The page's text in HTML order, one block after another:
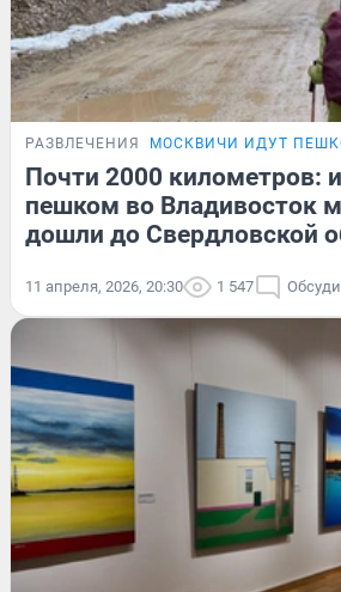
РАЗВЛЕЧЕНИЯ МОСКВИЧИ ИДУТ
Почти 2000 километров:
пешком во Владивосток
дошли до Свердловской
11 апреля, 2026, 20:30 1 547